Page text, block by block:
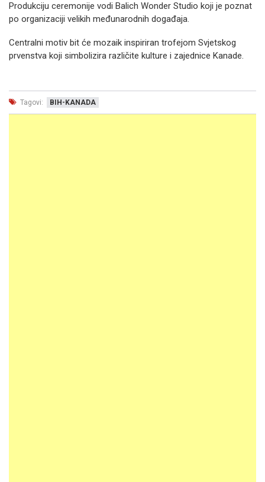
Produkciju ceremonije vodi Balich Wonder Studio koji je poznat
po organizaciji velikih međunarodnih događaja.
Centralni motiv bit će mozaik inspiriran trofejom Svjetskog
prvenstva koji simbolizira različite kulture i zajednice Kanade.
Tagovi: BIH-KANADA